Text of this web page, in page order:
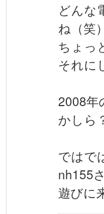
どんな
ね（笑）
ちょっ
それに
2008年
かしら
ではで
nh155
遊びに